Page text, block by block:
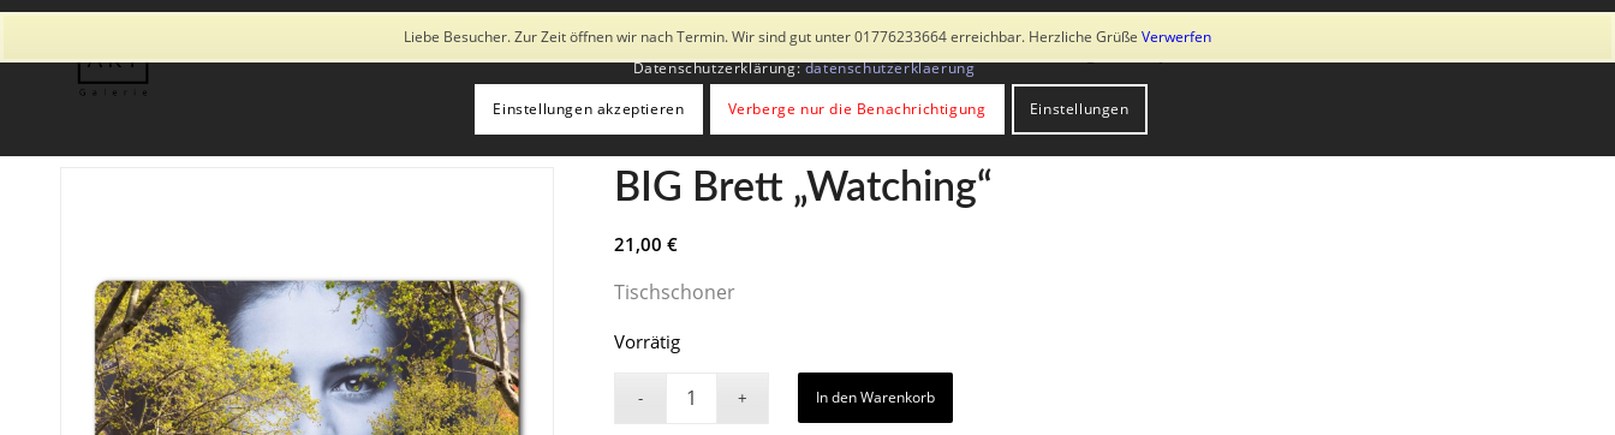
Liebe Besucher. Zur Zeit öffnen wir nach Termin. Wir sind gut unter 01776233664 erreichbar. Herzliche Grüße Verwerfen
Sonderausstellung
BIG Brett „Watching“
21,00 €
Tischschoner
Vorrätig
In den Warenkorb
Diese Seite verwendet Cookies und ähnliche Technologien, auch von Drittanbietern. Mit der Weiternutzung der Seite stimmst du der Verwendung von Cookies zu. Weitere Informationen erhalten Sie in unserer
Datenschutzerklärung:datenschutzerklaerung
Einstellungen akzeptieren Verberge nur die Benachrichtigung Einstellungen